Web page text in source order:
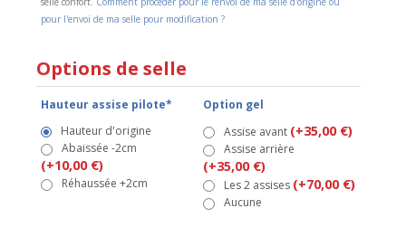
Options de selle
Hauteur assise pilote*
Hauteur d'origine
Abaissée -2cm
(+10,00 €)
Réhaussée +2cm
Option gel
Assise avant (+35,00 €)
Assise arrière
(+35,00 €)
Les 2 assises (+70,00 €)
Aucune
pour l'envoi de ma selle pour modification ?